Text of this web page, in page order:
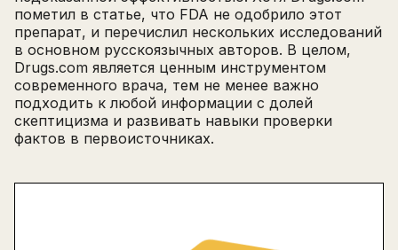
пометил в статье, что FDA не одобрило этот
препарат, и перечислил нескольких исследований
в основном русскоязычных авторов. В целом,
Drugs.com является ценным инструментом
современного врача, тем не менее важно
подходить к любой информации с долей
скептицизма и развивать навыки проверки
фактов в первоисточниках.